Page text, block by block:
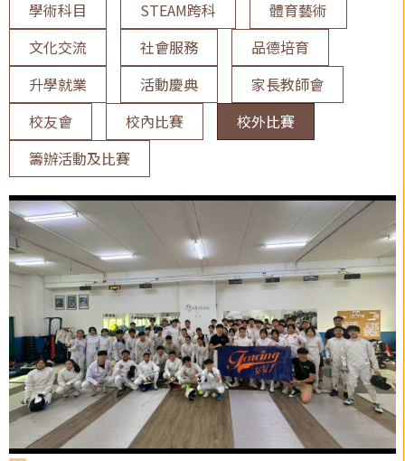
學術科目 STEAM跨科
體育藝術
文化交流
社會服務
品德培育
升學就業
活動慶典
家長教師會
校友會
校內比賽
校外比賽
籌辦活動及比賽